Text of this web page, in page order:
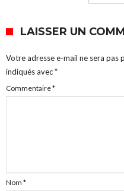
LAISSER UN
Votre adresse e-mail ne sera pas
indiqués avec*
Commentaire*
Nom *